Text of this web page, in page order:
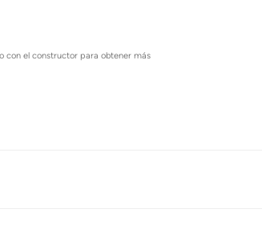
con el constructor para obtener más